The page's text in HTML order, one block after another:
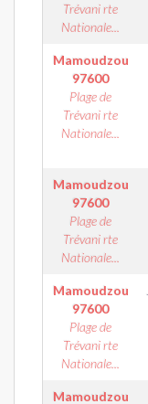
Trévani rte
Nationale...
Mamoudzou
97600
Plage de
Trévani rte
Nationale...
Mamoudzou
97600
Plage de
Trévani rte
Nationale...
Mamoudzou
97600
Plage de
Trévani rte
Nationale...
Mamoudzou